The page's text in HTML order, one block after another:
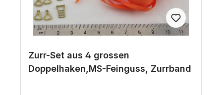
Zurr-Set aus 4 grossen
Doppelhaken,MS-Feinguss, Zurrband